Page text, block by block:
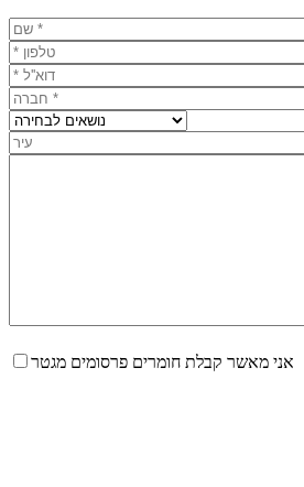
אני מאשר קבלת חומרים פרסומים מגטר